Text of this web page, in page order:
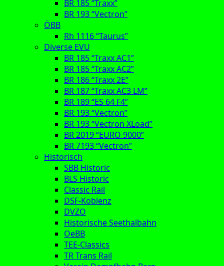
BR 185 “Traxx”
BR 193 “Vectron”
ÖBB
Rh 1116 “Taurus”
Diverse EVU
BR 185 “Traxx AC1”
BR 185 “Traxx AC2”
BR 186 “Traxx 2E”
BR 187 “Traxx AC3 LM”
BR 189 “ES 64 F4”
BR 193 “Vectron”
BR 193 “Vectron XLoad”
BR 2019 “EURO 9000”
BR 7193 “Vectron”
Historisch
SBB Historic
BLS Historic
Classic Rail
DSF-Koblenz
DVZO
Historische Seethalbahn
OeBB
TEE-Classics
TR Trans Rail